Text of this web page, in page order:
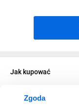
Zgoda
Jak kupować
O firmie